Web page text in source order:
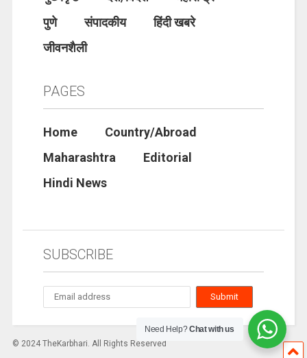
पुणे
संपादकीय
हिंदी खबरे
जीवनशैली
PAGES
Home
Country/Abroad
Maharashtra
Editorial
Hindi News
SUBSCRIBE
© 2024 TheKarbhari. All Rights Reserved
Need Help?Chat with us